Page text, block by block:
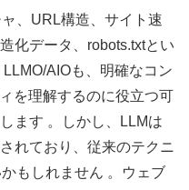
、URL構造、サイト速
化データ、robots.txtとい
AIOも、明確なコン
を理解するのに役立つ可
ます 。しかし、LLMは
れており、従来のテクニ
もしれません 。ウェブ